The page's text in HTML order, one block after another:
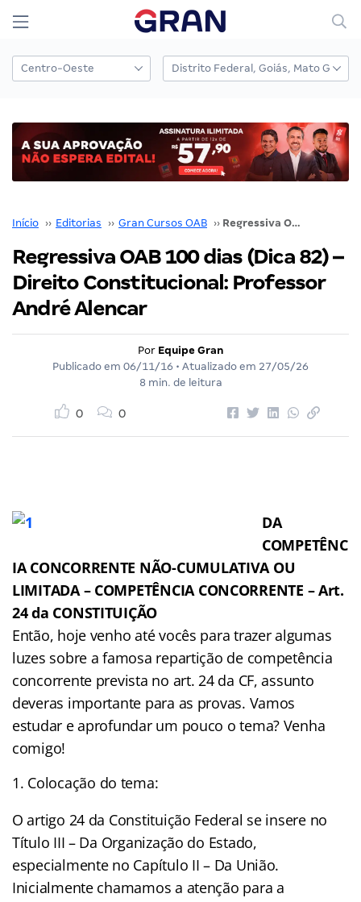
Início ›› Editorias ›› Gran Cursos OAB ›› Regressiva OAB 100 dias (Dica 82) – Direito Constitucional: Professor André Alencar
Regressiva OAB 100 dias (Dica 82) –
Direito Constitucional: Professor
André Alencar
Por Equipe Gran
Publicado em 06/11/16 • Atualizado em 27/05/26
8 min. de leitura
0 0
DA
COMPETÊNC
IA CONCORRENTE NÃO-CUMULATIVA OU
LIMITADA – COMPETÊNCIA CONCORRENTE – Art.
24 da CONSTITUIÇÃO
Então, hoje venho até vocês para trazer algumas
luzes sobre a famosa repartição de competência
concorrente prevista no art. 24 da CF, assunto
deveras importante para as provas. Vamos
estudar e aprofundar um pouco o tema? Venha
comigo!
Colocação do tema:
O artigo 24 da Constituição Federal se insere no
Título III – Da Organização do Estado,
especialmente no Capítulo II – Da União.
Inicialmente chamamos a atenção para a